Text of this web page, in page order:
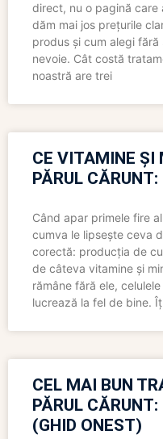
direct, nu o pagină care
dăm mai jos prețurile
produs și cum alegi
nevoie. Cât costă
noastră are trei
CE VITAMINE ȘI
PĂRUL
Când apar primele fire
cumva le lipsește ceva
corectă: producția de
de câteva vitamine și
rămâne fără ele,
lucrează la fel de bine.
CEL MAI BUN
PĂRUL
(GHID ONEST)